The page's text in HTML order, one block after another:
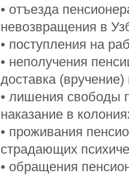
• отъезда
невозвращения в
• поступления на
• неполучения
доставка
• лишения свободы
наказание в
• проживания
страдающих
• обращения